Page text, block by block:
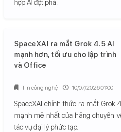
hợp AI đột phá.
SpaceXAI ra mắt Grok 4.5 AI
mạnh hơn, tối ưu cho lập trình
và Office
SpaceXAI chính thức ra mắt Grok
mạnh mẽ nhất của hãng chuyên
tác vụ đại lý phức tạp.
Tin công nghệ 10/07/2026 01:00